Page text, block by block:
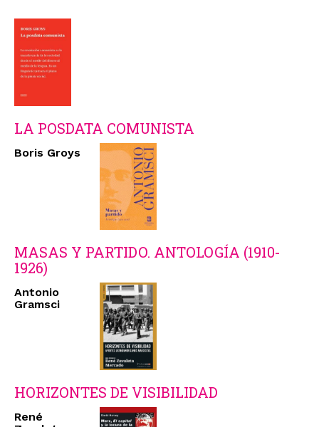
LA POSDATA COMUNISTA
Boris Groys
MASAS Y PARTIDO. ANTOLOGÍA (1910-
1926)
Antonio
Gramsci
HORIZONTES DE VISIBILIDAD
René